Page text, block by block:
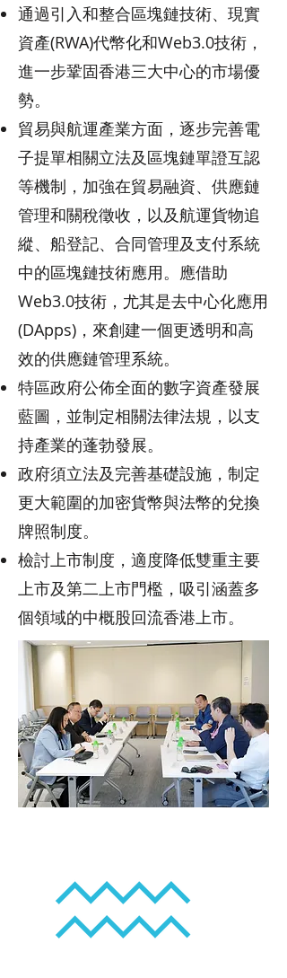
通過引入和整合區塊鏈技術、現實
資產(RWA)代幣化和Web3.0技術，
進一步鞏固香港三大中心的市場優
勢。
貿易與航運產業方面，逐步完善電
子提單相關立法及區塊鏈單證互認
等機制，加強在貿易融資、供應鏈
管理和關稅徵收，以及航運貨物追
縱、船登記、合同管理及支付系統
中的區塊鏈技術應用。應借助
Web3.0技術，尤其是去中心化應用
(DApps)，來創建一個更透明和高
效的供應鏈管理系統。
特區政府公佈全面的數字資產發展
藍圖，並制定相關法律法規，以支
持產業的蓬勃發展。
政府須立法及完善基礎設施，制定
更大範圍的加密貨幣與法幣的兌換
牌照制度。
檢討上市制度，適度降低雙重主要
上市及第二上市門檻，吸引涵蓋多
個領域的中概股回流香港上市。